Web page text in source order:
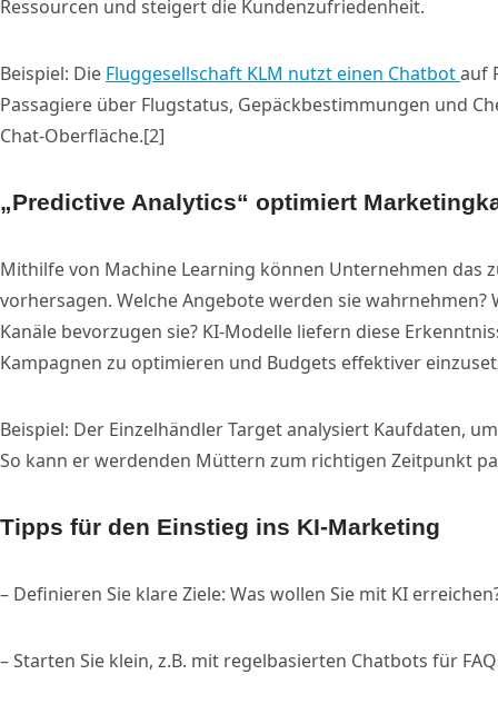
Ressourcen und steigert die Kundenzufriedenheit.
Beispiel: Die Fluggesellschaft KLM nutzt einen Chatbotauf
Passagiere über Flugstatus, Gepäckbestimmungen und
Chat-Oberfläche.[2]
„Predictive Analytics“ optimiert
Mithilfe von Machine Learning können Unternehmen das
vorhersagen. Welche Angebote werden sie wahrnehmen?
Kanäle bevorzugen sie? KI-Modelle liefern diese
Kampagnen zu optimieren und Budgets effektiver
Beispiel: Der Einzelhändler Target analysiert Kaufdaten,
So kann er werdenden Müttern zum richtigen Zeitpunkt
Tipps für den Einstieg ins KI-Marketing
– Definieren Sie klare Ziele: Was wollen Sie mit KI
– Starten Sie klein, z.B. mit regelbasierten Chatbots für